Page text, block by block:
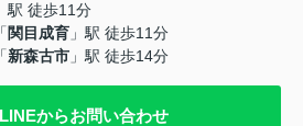
駅 徒歩11分
「 関目成育 」駅 徒歩11分
「新森古市 」駅 徒歩14分
LINEからお問い合わせ